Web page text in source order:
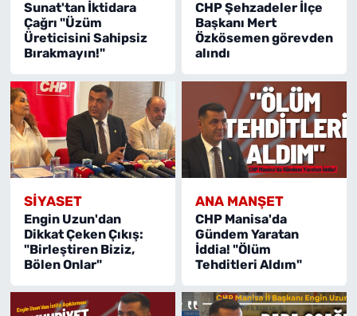
Sunat'tan İktidara
Çağrı "Üzüm
Üreticisini Sahipsiz
Bırakmayın!"
CHP Şehzadeler İlçe
Başkanı Mert
Özkösemen görevden
alındı
SİYASET
Engin Uzun'dan
Dikkat Çeken Çıkış:
"Birleştiren Biziz,
Bölen Onlar"
ANA MANŞET
CHP Manisa'da
Gündem Yaratan
İddia! "Ölüm
Tehditleri Aldım"